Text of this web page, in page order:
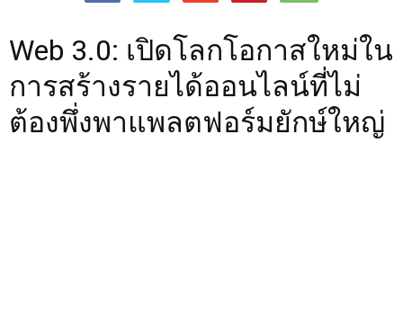
Web 3.0: เปิดโลกโอกาสใหม่ใน
การสร้างรายได้ออนไลน์ที่ไม่
ต้องพึ่งพาแพลตฟอร์มยักษ์ใหญ่